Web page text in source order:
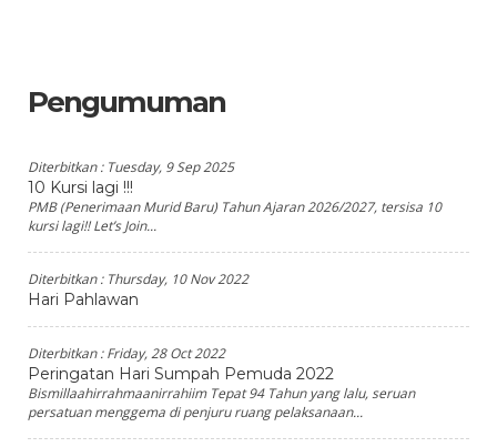
Pengumuman
Diterbitkan : Tuesday, 9 Sep 2025
10 Kursi lagi !!!
PMB (Penerimaan Murid Baru) Tahun Ajaran 2026/2027, tersisa 10
kursi lagi!! Let’s Join...
Diterbitkan : Thursday, 10 Nov 2022
Hari Pahlawan
Diterbitkan :Friday, 28 Oct 2022
Peringatan Hari Sumpah Pemuda 2022
Bismillaahirrahmaanirrahiim Tepat 94 Tahun yang lalu, seruan
persatuan menggema di penjuru ruang pelaksanaan...